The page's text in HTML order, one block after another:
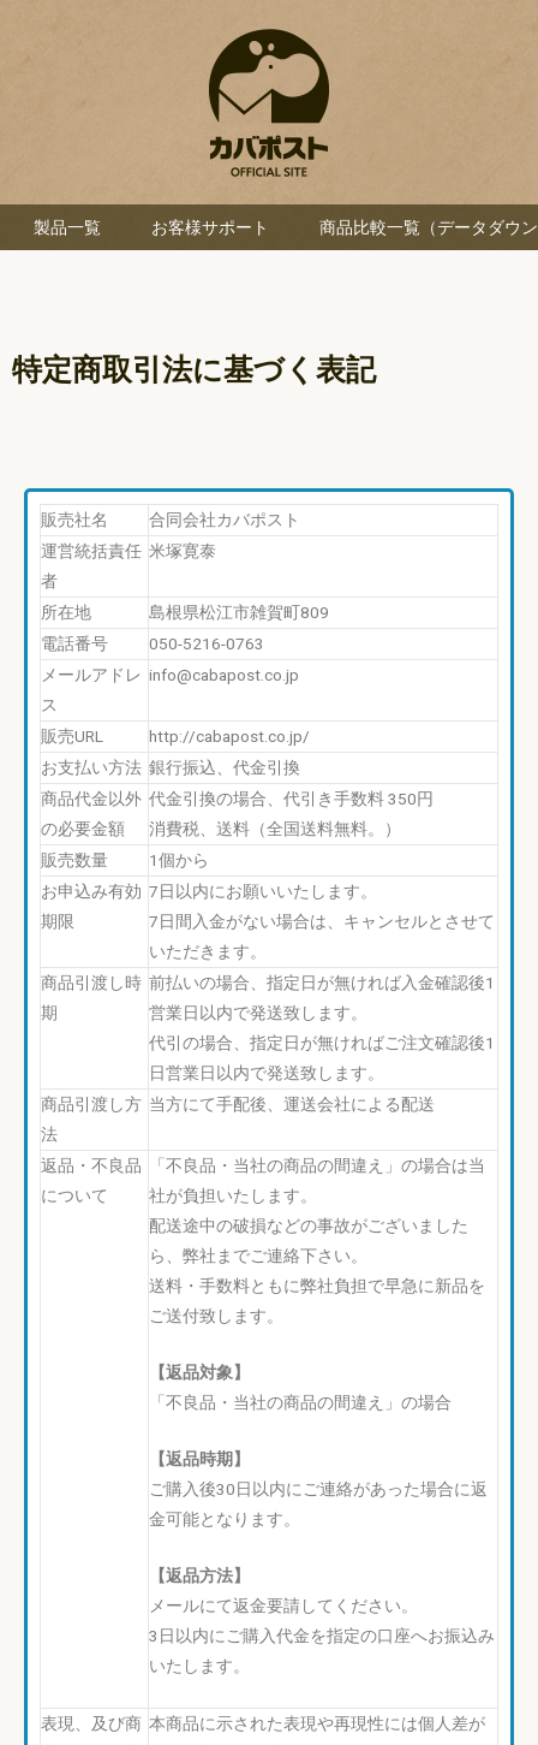
製品一覧 お客様サポート 商品比較一覧（データダウ
特定商取引法に基づく表記
販売社名
合同会社カバポスト
運営統括責任
者
米塚寛泰
所在地
島根県松江市雑賀町809
電話番号
050-5216-0763
メールアドレ
ス
info@cabapost.co.jp
販売URL
http://cabapost.co.jp/
お支払い方法 銀行振込、代金引換
商品代金以外
の必要金額
代金引換の場合、代引き手数料 350円
消費税、送料（全国送料無料。）
販売数量
1個から
お申込み有効
期限
7日以内にお願いいたします。
7日間入金がない場合は、キャンセルとさせて
いただきます。
商品引渡し時
期
前払いの場合、指定日が無ければ入金確認後1
営業日以内で発送致します。
代引の場合、指定日が無ければご注文確認後1
日営業日以内で発送致します。
商品引渡し方
法
当方にて手配後、運送会社による配送
返品・不良品
について
「不良品・当社の商品の間違え」の場合は当
社が負担いたします。
配送途中の破損などの事故がございました
ら、弊社までご連絡下さい。
送料・手数料ともに弊社負担で早急に新品を
ご送付致します。
【返品対象】
「不良品・当社の商品の間違え」の場合
【返品時期】
ご購入後30日以内にご連絡があった場合に返
金可能となります。
【返品方法】
メールにて返金要請してください。
3日以内にご購入代金を指定の口座へお振込み
いたします。
表現、及び商 本商品に示された表現や再現性には個人差が